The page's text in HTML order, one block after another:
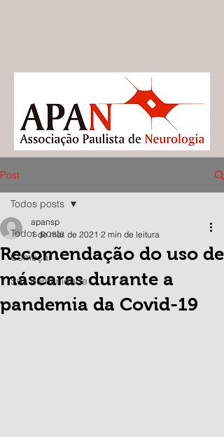
Post
Todos posts
Começar
Sua comunidade
Todos posts
Recomendação do uso de
máscaras durante a
pandemia da Covid-19
apansp
1 de mar. de 2021 2 min de leitura